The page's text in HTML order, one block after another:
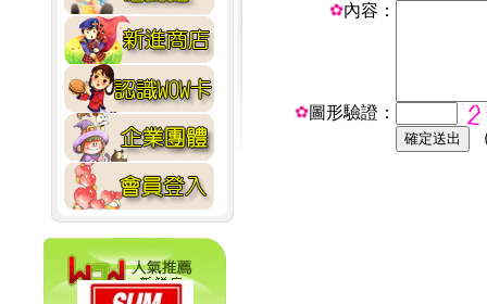
內容：
圖形驗證：